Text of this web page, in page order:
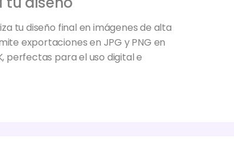
tu diseño final en imágenes de alta
exportaciones en JPG y PNG en
perfectas para el uso digital e